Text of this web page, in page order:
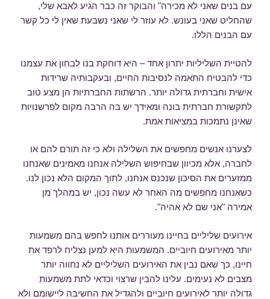
עם בנים שאני לא מכירה" והבוקר זה כבר הגיע לאבא שלי,
שהחליט שאני בעונש. לא עוזר לי שאני נשבעת שאין לי כל קשר
עם הבנים הללו.
להטיית השליליות יתרון אחד – היא דוחקת בנו לבחון את עצמנו
כדי להבטיח התאמה לנסיבות החיים, ובעקבותיה שרידות
אישית וחברתית גדולה יותר. הרשתות החברתיות הן מצע טוב
לתקשורת חברתית בונה ומאידך יש בה הרבה מקום לפרשנויות
שאינן נתמכות במציאות אמת.
לצערנו אנשים מחפשים את השלילה ולא כי זה תורם להם או
לחברה, אלא מכיוון שבחיפוש השלילה אנחנו מאמינים שאנחנו
ממזערים את הסיכון שנכנס אנחנו, לתוך המקום הלא נכון לנו.
כשאנחנו מחפשים מה האחר לא עשה נכון, יש במהלך מן
אמירה "אני שם לא אהיה".
אירועים שליליים בחיינו מעוררים אותנו לחפש בהם משמעות
יותר מאירועים חיוביים. המשמעות היא למען נצליח לרפד את
חיינו, כך שאם נבין את האירועים השליליים לא נחווה יותר
מצבים לא נעימים. עלינו להבין שרצוי וכדאי לתת משמעות
גדולה יותר לאירועים חיוביים ולהגדיל את החשיבה ליישומם ולא